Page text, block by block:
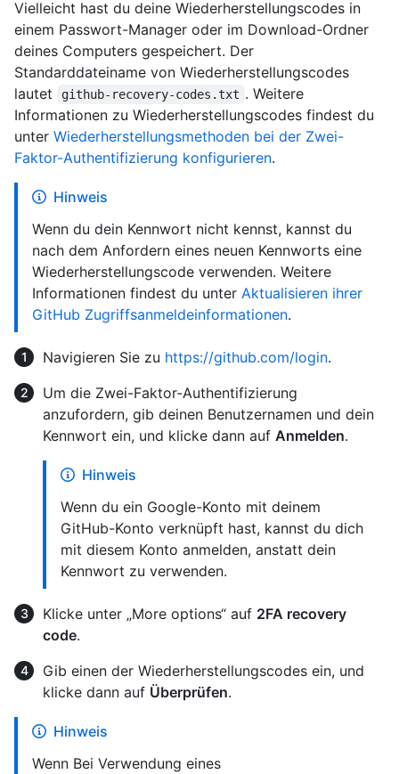
Vielleicht hast du deine Wiederherstellungscodes in
einem Passwort-Manager oder im Download-Ordner
deines Computers gespeichert. Der
Standarddateiname von Wiederherstellungscodes
lautet
github-recovery-codes.txt . Weitere
Informationen zu Wiederherstellungscodes findest du
unter Wiederherstellungsmethoden bei der Zwei-
Faktor-Authentifizierung konfigurieren.
Hinweis
Wenn du dein Kennwort nicht kennst, kannst du
nach dem Anfordern eines neuen Kennworts eine
Wiederherstellungscode verwenden. Weitere
Informationen findest du unter Aktualisieren ihrer
GitHub Zugriffsanmeldeinformationen.
Navigieren Sie zu https://github.com/login.
Um die Zwei-Faktor-Authentifizierung
anzufordern, gib deinen Benutzernamen und dein
Kennwort ein, und klicke dann auf Anmelden.
Hinweis
Wenn du ein Google-Konto mit deinem
GitHub-Konto verknüpft hast, kannst du dich
mit diesem Konto anmelden, anstatt dein
Kennwort zu verwenden.
Klicke unter „More options“ auf 2FA recovery
code.
Gib einen der Wiederherstellungscodes ein, und
klicke dann auf Überprüfen.
Hinweis
Wenn Bei Verwendung eines